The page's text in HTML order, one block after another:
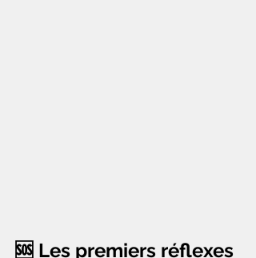
🆘 Les premiers réflexes